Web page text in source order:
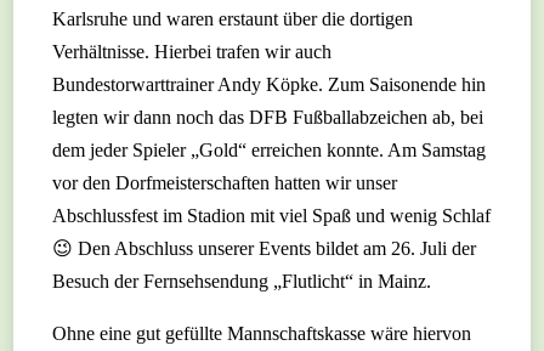
Karlsruhe und waren erstaunt über die dortigen
Verhältnisse. Hierbei trafen wir auch
Bundestorwarttrainer Andy Köpke. Zum Saisonende hin
legten wir dann noch das DFB Fußballabzeichen ab, bei
dem jeder Spieler „Gold“ erreichen konnte. Am Samstag
vor den Dorfmeisterschaften hatten wir unser
Abschlussfest im Stadion mit viel Spaß und wenig Schlaf
😉 Den Abschluss unserer Events bildet am 26. Juli der
Besuch der Fernsehsendung „Flutlicht“ in Mainz.
Ohne eine gut gefüllte Mannschaftskasse wäre hiervon